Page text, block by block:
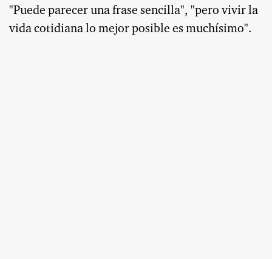
"Puede parecer una frase sencilla", "pero vivir la
vida cotidiana lo mejor posible es muchísimo".